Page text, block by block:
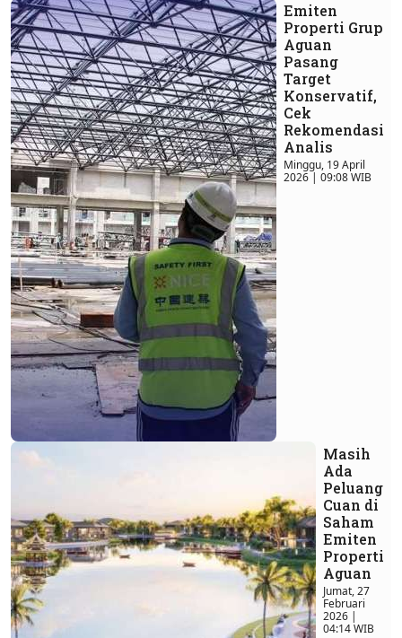
Emiten
Properti Grup
Aguan
Pasang
Target
Konservatif,
Cek
Rekomendasi
Analis
Minggu, 19 April
2026 | 09:08 WIB
Masih
Ada
Peluang
Cuan di
Saham
Emiten
Properti
Aguan
Jumat, 27
Februari
2026 |
04:14 WIB